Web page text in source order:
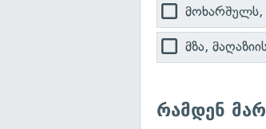
მოხარშულს,
მზა,
რამდენ